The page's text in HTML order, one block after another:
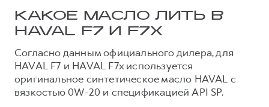
КАКОЕ МАСЛО ЛИТЬ В
HAVAL F7 И F7X
Согласно данным официального дилера, для
HAVAL F7 и HAVAL F7x используется
оригинальное синтетическое масло HAVAL с
вязкостью 0W-20 и спецификацией API SP.